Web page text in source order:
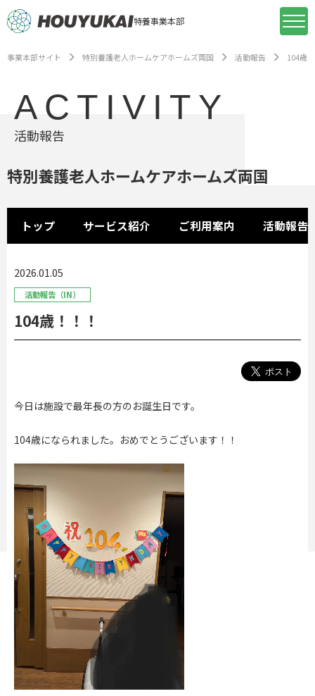
特養事業本部
事業本部サイト 特別養護老人ホームケアホームズ両国 活動報告 104歳
ACTIVITY
活動報告
特別養護老人ホームケアホームズ両国
トップ サービス紹介 ご利用案内 活動報告
2026.01.05
活動報告（IN）
104歳！！！
今日は施設で最年長の方のお誕生日です。
104歳になられました。おめでとうございます！！